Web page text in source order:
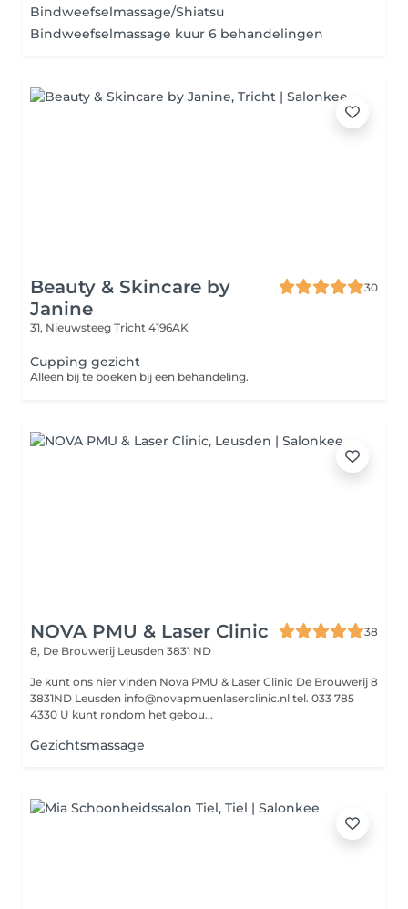
Bindweefselmassage/Shiatsu
Bindweefselmassage kuur 6 behandelingen
Beauty & Skincare by
Janine
30
31, Nieuwsteeg Tricht 4196AK
Cupping gezicht
Alleen bij te boeken bij een behandeling.
NOVA PMU & Laser Clinic
38
8, De Brouwerij Leusden 3831 ND
Je kunt ons hier vinden Nova PMU & Laser Clinic De Brouwerij 8
3831ND Leusden info@novapmuenlaserclinic.nl tel. 033 785
4330 U kunt rondom het gebou...
Gezichtsmassage